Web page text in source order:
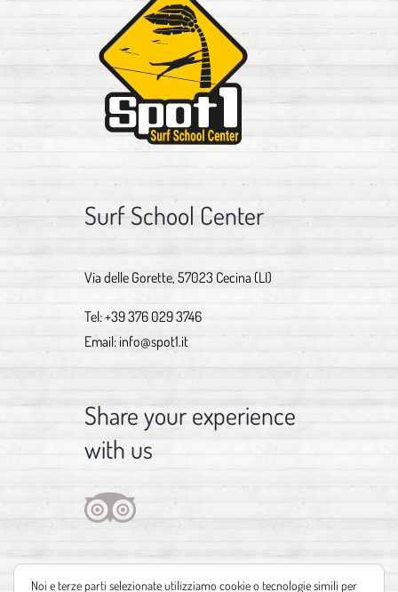
Surf School Center
Via delle Gorette, 57023 Cecina (LI)
Tel:+39 376 029 3746
Email: info@spot1.it
Share your experience
with us
Noi e terze parti selezionate utilizziamo cookie o tecnologie simili per